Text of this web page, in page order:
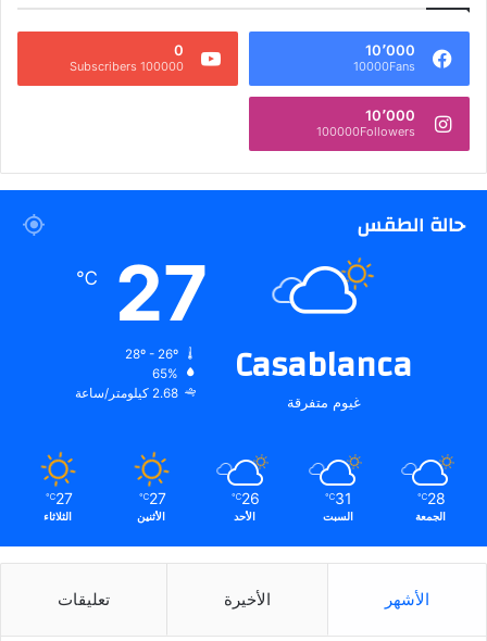
10٬000
10000Fans
0
100000 Subscribers
10٬000
100000Followers
حالة الطقس
Casablanca
غيوم متفرقة
27
℃
65%
2.68 كيلومتر/ساعة
28
℃
الجمعة
31
℃
السبت
26
℃
الأحد
27
℃
الأثنين
27
℃
الثلاثاء
الأشهر الأخيرة تعليقات